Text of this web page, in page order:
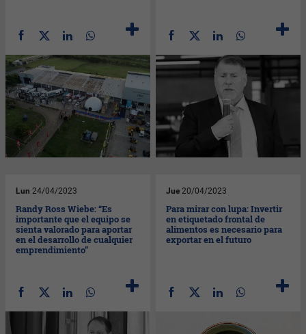
Lun 24/04/2023
Randy Ross Wiebe: “Es
importante que el equipo se
sienta valorado para aportar
en el desarrollo de cualquier
emprendimiento”
Jue 20/04/2023
Para mirar con lupa: Invertir
en etiquetado frontal de
alimentos es necesario para
exportar en el futuro